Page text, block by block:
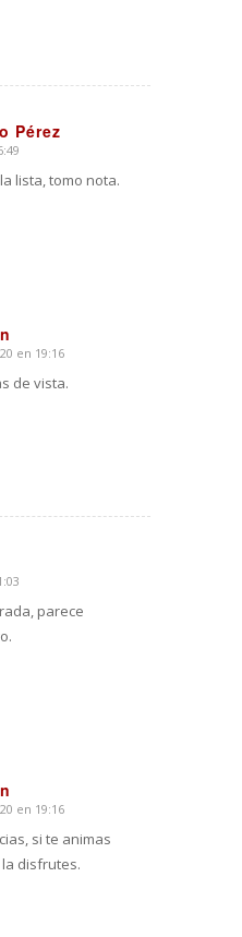
Pérez
lista, tomo nota.
en 19:16
de vista.
parece
en 19:16
si te animas
disfrutes.